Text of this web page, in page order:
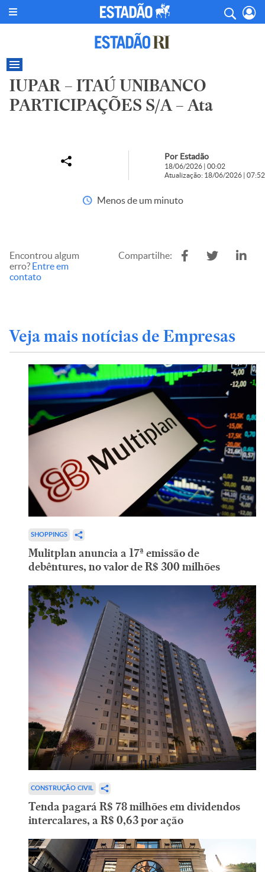
IUPAR – ITAÚ UNIBANCO
PARTICIPAÇÕES S/A – Ata
Por Estadão
18/06/2026 | 00:02
Atualização: 18/06/2026 | 07:52
Menos de um minuto
Encontrou algum
erro? Entre em
contato
Compartilhe:
Veja mais notícias de Empresas
SHOPPINGS
Mulitplan anuncia a 17ª emissão de
debêntures, no valor de R$ 300 milhões
CONSTRUÇÃO CIVIL
Tenda pagará R$ 78 milhões em dividendos
intercalares, a R$ 0,63 por ação